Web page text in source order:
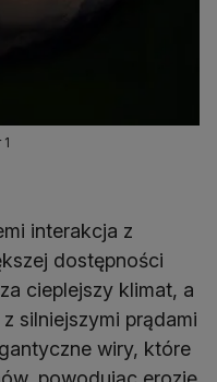
interakcja z
dostępności
cieplejszy klimat, a
silniejszymi prądami
wiry, które